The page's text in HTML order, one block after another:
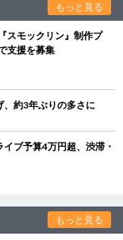
もっと見る
スモックリン』制作プ
支援を募集
約3年ぶりの多さに
ブ予算4万円超、渋滞・
もっと見る